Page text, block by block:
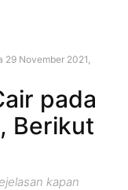
29 November 2021,
pada
Berikut
kapan